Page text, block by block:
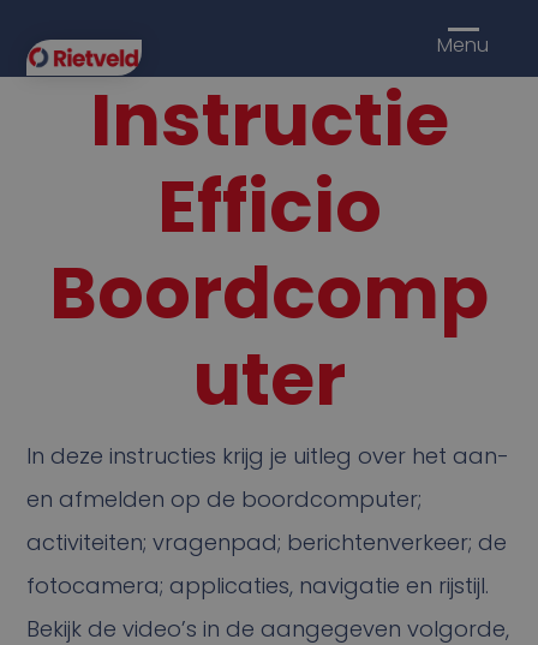
Menu
Instructie
Efficio
Boordcomp
uter
In deze instructies krijg je uitleg over het aan-
en afmelden op de boordcomputer;
activiteiten; vragenpad; berichtenverkeer; de
fotocamera; applicaties, navigatie en rijstijl.
Bekijk de video’s in de aangegeven volgorde,